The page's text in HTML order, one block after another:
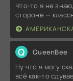
Что-то я не
стороне —
Q QueenBee
Ну что я могу
всё как-то